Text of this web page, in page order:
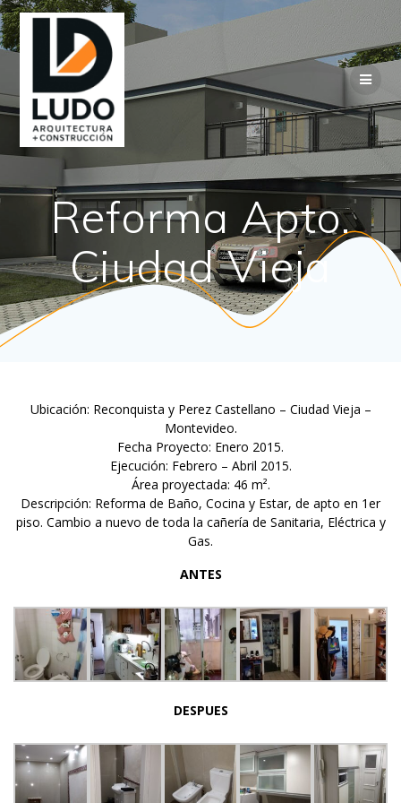
al
Reforma Apto.
Ciudad Vieja
Ubicación: Reconquista y Perez Castellano – Ciudad Vieja –
Montevideo.
Fecha Proyecto: Enero 2015.
Ejecución: Febrero – Abril 2015.
Área proyectada: 46 m².
Descripción: Reforma de Baño, Cocina y Estar, de apto en 1er
piso. Cambio a nuevo de toda la cañería de Sanitaria, Eléctrica y
Gas.
ANTES
DESPUES